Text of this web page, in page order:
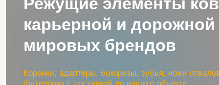
Коронки, адаптеры, бокорезы, зубья, ножи отвалов и
карьерной и дорожной
мировых брендов